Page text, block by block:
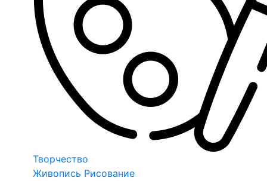
Творчество
Живопись Рисование